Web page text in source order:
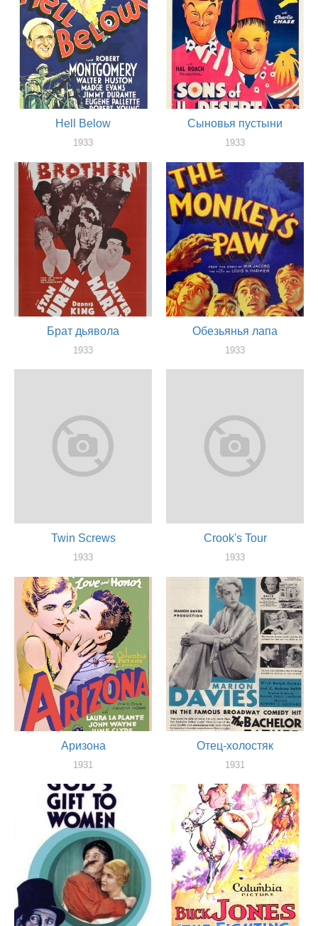
Hell Below
1933
Сыновья пустыни
1933
Брат дьявола
1933
Обезьянья лапа
1933
Twin Screws
1933
Crook's Tour
1933
Аризона
1931
Отец-холостяк
1931